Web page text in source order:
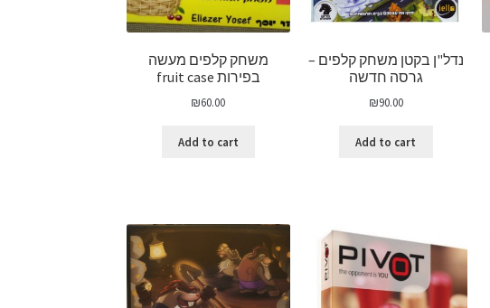
נדל"ן בקטן משחק קלפים –
גרסה חדשה
₪90.00
Add to cart
משחק קלפים מעשה
בפירות fruit case
₪60.00
Add to cart